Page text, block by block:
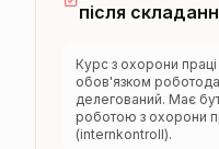
після
Курс з охорони
обов'язком
делегований. Має
роботою з охорони
(internkontroll).